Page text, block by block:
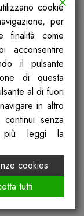
cookie
per
finalità come
acconsentire
il pulsante
di questa
al di fuori
in altro
senza
più leggi la
cookies
tutti